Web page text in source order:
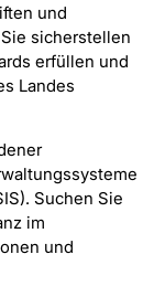
und
sicherstellen
erfüllen und
Landes
Suchen Sie
im
und